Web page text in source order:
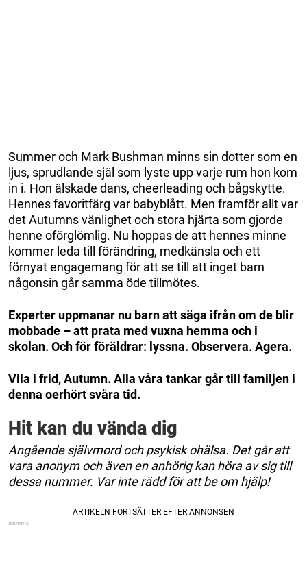
Summer och Mark Bushman minns sin dotter som en
ljus, sprudlande själ som lyste upp varje rum hon kom
in i. Hon älskade dans, cheerleading och bågskytte.
Hennes favoritfärg var babyblått. Men framför allt var
det Autumns vänlighet och stora hjärta som gjorde
henne oförglömlig. Nu hoppas de att hennes minne
kommer leda till förändring, medkänsla och ett
förnyat engagemang för att se till att inget barn
någonsin går samma öde tillmötes.
Experter uppmanar nu barn att säga ifrån om de blir
mobbade – att prata med vuxna hemma och i
skolan. Och för föräldrar: lyssna. Observera. Agera.
Vila i frid, Autumn. Alla våra tankar går till familjen i
denna oerhört svåra tid.
Hit kan du vända dig
Angående självmord och psykisk ohälsa. Det går att
vara anonym och även en anhörig kan höra av sig till
dessa nummer. Var inte rädd för att be om hjälp!